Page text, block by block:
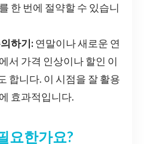
한 번에 절약할 수 있습니
하기: 연말이나 새로운 연
서 가격 인상이나 할인 이
합니다. 이 시점을 잘 활용
효과적입니다.
요한가요?